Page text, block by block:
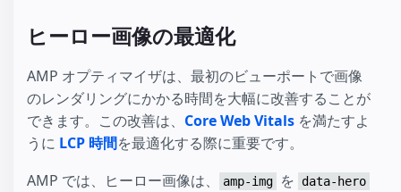
ヒーロー画像の最適化
AMP オプティマイザは、最初のビューポートで画像
のレンダリングにかかる時間を大幅に改善することが
できます。この改善は、 Core Web Vitals を満たすよ
うに LCP 時間を最適化する際に重要です。
AMP では、ヒーロー画像は、
amp-img を data-hero